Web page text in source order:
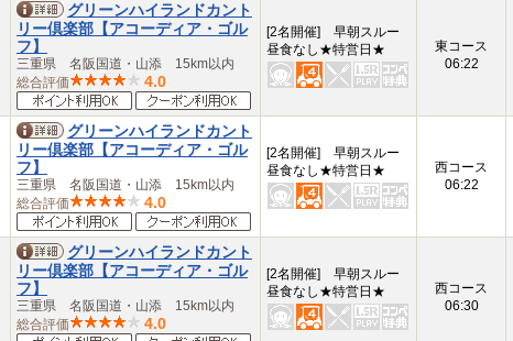
グリーンハイランドカント
リー倶楽部【アコーディア・ゴル
フ】
三重県 名阪国道・山添 15km以内
総合評価
4.0
[2名開催] 早朝スルー
昼食なし★特営日★
東コース
06:22
グリーンハイランドカント
リー倶楽部【アコーディア・ゴル
フ】
三重県 名阪国道・山添 15km以内
総合評価
4.0
[2名開催] 早朝スルー
昼食なし★特営日★
西コース
06:22
グリーンハイランドカント
リー倶楽部【アコーディア・ゴル
フ】
三重県 名阪国道・山添 15km以内
総合評価
4.0
[2名開催] 早朝スルー
昼食なし★特営日★
西コース
06:30